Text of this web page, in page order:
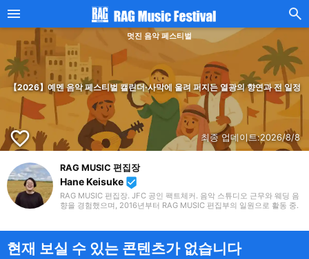
멋진 음악 페스티벌
【2026】예멘 음악 페스티벌 캘린더·사막에 울려 퍼지는 열광의 향연과 전 일정
favorite_border 최종 업데이트:2026/8/8
RAG MUSIC 편집장
Hane Keisuke beenhere
RAG MUSIC 편집장. JFC 공인 팩트체커. 음악 스튜디오 근무와 웨딩 음
향을 경험했으며, 2016년부터 RAG MUSIC 편집부의 일원으로 활동 중.
각지의 음악 페스티벌 소개 기사와 라이브 리포트 등, 자신의 음악 활동
과 지금까지의 업무로 쌓아 온 경험을 바탕으로 매일 기사를 제작하고 있
습니다. 음악은 국내외 록은 물론, 최근에는 J-POP도 폭넓게 즐겨 듣습
현재 보실 수 있는 콘텐츠가 없습니다